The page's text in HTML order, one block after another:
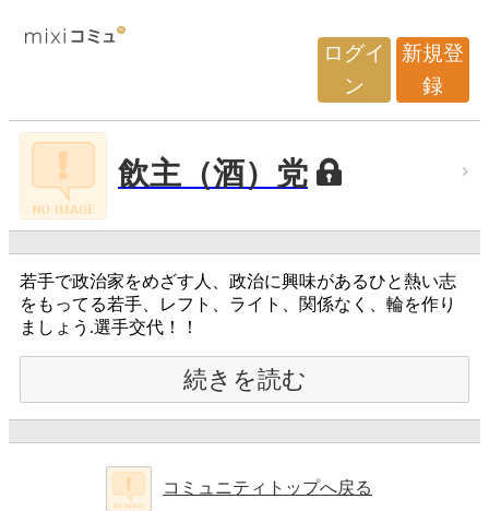
ログイ
ン
新規登
録
飲主（酒）党
若手で政治家をめざす人、政治に興味があるひと熱い志
をもってる若手、レフト、ライト、関係なく、輪を作り
ましょう.選手交代！！
続きを読む
コミュニティトップへ戻る